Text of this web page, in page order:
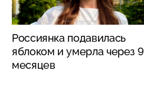
Россиянка подавилась
яблоком и умерла через 9
месяцев